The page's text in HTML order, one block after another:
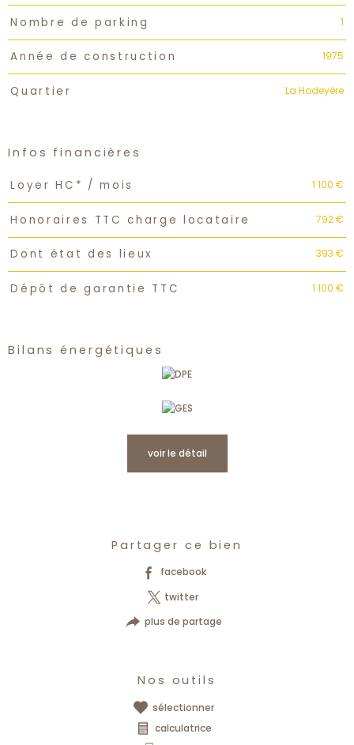
Nombre de parking 1
Année de construction 1975
Quartier La Hodeyère
Infos financières
Caractéristiques Valeurs
Loyer HC* / mois 1 100 €
Honoraires TTC charge locataire 792 €
Dont état des lieux 393 €
Dépôt de garantie TTC 1 100 €
Bilans énergétiques
voir le détail
Partager ce bien
facebook
twitter
plus de partage
Nos outils
sélectionner
calculatrice